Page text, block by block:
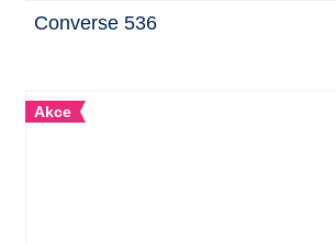
Converse 536
Akce